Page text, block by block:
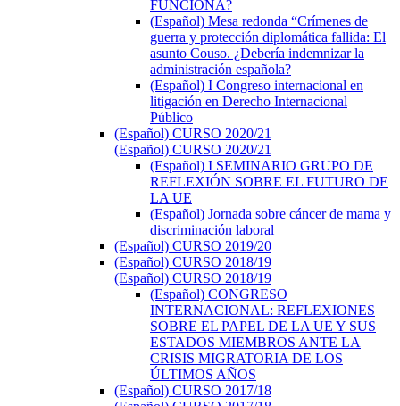
FUNCIONA?
(Español) Mesa redonda “Crímenes de
guerra y protección diplomática fallida: El
asunto Couso. ¿Debería indemnizar la
administración española?
(Español) I Congreso internacional en
litigación en Derecho Internacional
Público
(Español) CURSO 2020/21
(Español) CURSO 2020/21
(Español) I SEMINARIO GRUPO DE
REFLEXIÓN SOBRE EL FUTURO DE
LA UE
(Español) Jornada sobre cáncer de mama y
discriminación laboral
(Español) CURSO 2019/20
(Español) CURSO 2018/19
(Español) CURSO 2018/19
(Español) CONGRESO
INTERNACIONAL: REFLEXIONES
SOBRE EL PAPEL DE LA UE Y SUS
ESTADOS MIEMBROS ANTE LA
CRISIS MIGRATORIA DE LOS
ÚLTIMOS AÑOS
(Español) CURSO 2017/18